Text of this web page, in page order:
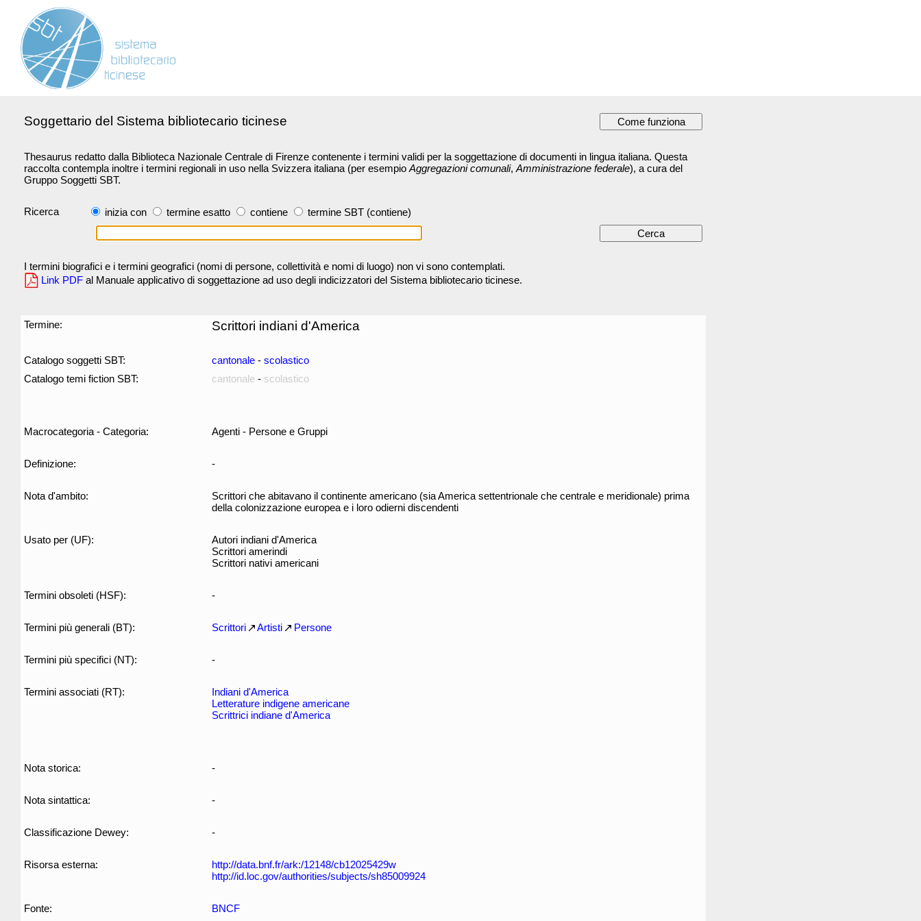
Soggettario del Sistema bibliotecario ticinese
Thesaurus redatto dalla Biblioteca Nazionale Centrale di Firenze contenente i termini validi per la soggettazione di documenti in lingua italiana. Questa
raccolta contempla inoltre i termini regionali in uso nella Svizzera italiana (per esempio Aggregazioni comunali, Amministrazione federale), a cura del
Gruppo Soggetti SBT.
Ricerca inizia con termine esatto contiene termine SBT (contiene)
I termini biografici e i termini geografici (nomi di persone, collettività e nomi di luogo) non vi sono contemplati.
Link PDF al Manuale applicativo di soggettazione ad uso degli indicizzatori del Sistema bibliotecario ticinese.
Termine: Scrittori indiani d'America
Catalogo soggetti SBT: cantonale - scolastico
Catalogo temi fiction SBT:
cantonale - scolastico
Macrocategoria - Categoria: Agenti - Persone e Gruppi
Definizione: -
Nota d'ambito:
Scrittori che abitavano il continente americano (sia America settentrionale che centrale e meridionale) prima
della colonizzazione europea e i loro odierni discendenti
Usato per (UF):
Autori indiani d'America
Scrittori amerindi
Scrittori nativi americani
Termini obsoleti (HSF): -
Termini più generali (BT): Scrittori Artisti Persone
Termini più specifici (NT): -
Termini associati (RT):
Indiani d'America
Letterature indigene americane
Scrittrici indiane d'America
Nota storica: -
Nota sintattica: -
Classificazione Dewey: -
Risorsa esterna:
http://data.bnf.fr/ark:/12148/cb12025429w
http://id.loc.gov/authorities/subjects/sh85009924
Fonte: BNCF